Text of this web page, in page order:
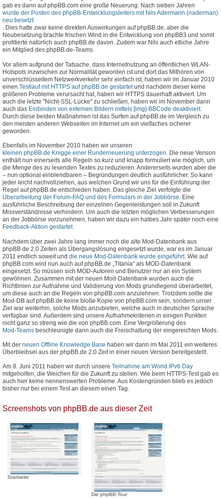
gab es dann auf phpBB.com eine große Neuerung: Nach sieben Jahren
wurde der Posten des phpBB-Entwicklungsleiters mit Nils Adermann (naderman)
neu besetzt
. Dies hatte zwar keine direkten Auswirkungen auf phpBB.de, aber die
Neubesetzung brachte frischen Wind in die Entwicklung von phpBB3 und somit
profitierte natürlich auch phpBB.de davon. Zudem war Nils auch etliche Jahre
ein Mitglied des phpBB.de-Teams.
Vor allem aufgrund der Tatsache, dass Internetnutzung an öffentlichen WLAN-
Hotspots inzwischen zur Normalität geworden ist und dort das Mithören von
unverschlüsseltem Netzwerkverkehr sehr einfach ist, haben wir im Januar 2010
einen Testlauf mit HTTPS auf phpBB.de gestartetund nachdem dieser keine
größeren Probleme verursacht hat, haben wir HTTPS dauerhaft aktiviert. Um
auch die letzte "Nicht-SSL-Lücke" zu schließen, haben wir im November dann
auch das Einbinden von externen Bildern mittels [img]-BBCode deaktiviert.
Durch diese beiden Maßnahmen ist das Surfen auf phpBB.de im Vergleich zu
den meisten anderen Webseiten im Internet um ein vielfaches sicherer
geworden.
Ebenfalls im November 2010 haben wir unseren
kleinen phpBB.de Knigge einer Runderneuerung unterzogen. Die neue Version
enthält nun einerseits alle Regeln so kurz und knapp formuliert wie möglich, um
die Menge des zu lesenden Textes zu reduzieren. Andererseits wurden aber die
– nun optional einblendbaren – Begründungen deutlich ausführlicher. So kann
jeder leicht nachvollziehen, aus welchen Grund wir uns für die Einführung der
Regel auf phpBB.de entschieden haben. Das gleiche Ziel verfolgte die
Überarbeitung der Forum-FAQ und des Formulars in der Jobbörse. Eine
ausführliche Beschreibung der einzelnen Gegenleistungen soll in Zukunft
Missverständnisse verhindern. Um auch die letzten möglichen Verbesserungen
an der Jobbörse vorzunehmen, haben wir dazu ein halbes Jahr später noch eine
Feedback-Aktion gestartet.
Nachdem über zwei Jahre lang immer noch die alte Mod-Datenbank aus
phpBB.de 2.0 Zeiten als Übergangslösung eingesetzt wurde, war es im Januar
2011 endlich soweit und die neue Mod-Datenbank wurde eingeführt. Wie auf
phpBB.com wird nun auch auf phpBB.de „Titania“ als MOD-Datenbank
eingesetzt. So müssen sich MOD-Autoren und Benutzer nur an ein System
gewöhnen. Zusammen mit der neuen Mod-Datenbank wurden auch die
Richtlinien zur Aufnahme und Validierung von Mods grundlegend überarbeitet,
um diese auch an die Regeln von phpBB.com anzulehnen. Trotzdem sollte die
Mod-DB auf phpBB.de keine bloße Kopie von phpBB.com sein, sondern unser
Ziel war weiterhin, solche Mods anzubieten, welche auch in deutscher Sprache
verfügbar sind. Außerdem sind unsere Aufnahmekriterien in einigen Punkten
nicht ganz so streng wie die von phpBB.com. Eine Vergrößerung des
Mod-Teams beschleunigte dann auch die Freischaltung der eingereichten Mods.
Mit der neuen Offline Knowledge Base haben wir dann im Mai 2011 ein weiteres
Überbleibsel aus der phpBB.de 2.0 Zeit in einer neuen Version bereitgestellt.
Am 8. Juni 2011 haben wir durch unsere Teilnahme am World IPv6 Day
mitgeholfen, die Weichen für die Zukunft zu stellen. Wie beim HTTPS-Test gab es
auch hier keine nennenswerten Probleme. Aus Kostengründen blieb es jedoch
bisher nur bei einem Test an diesem einen Tag.
Screenshots von phpBB.de aus dieser Zeit
Startseite
Die phpBB-Tour